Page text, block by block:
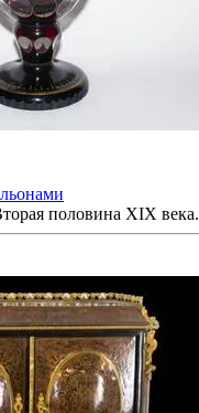
половина XIX века.